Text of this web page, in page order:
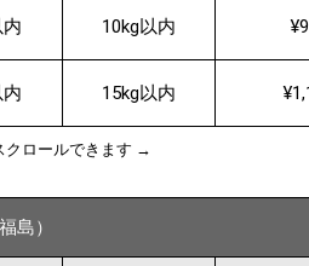
10kg以内
15kg以内
クロールできます →
島）